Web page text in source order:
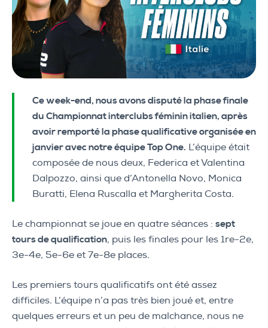
Ce week-end, nous avons disputé la phase finale
du Championnat interclubs féminin italien, après
avoir remporté la phase qualificative organisée en
janvier avec notre équipe Top One. L’équipe était
composée de nous deux, Federica et Valentina
Dalpozzo, ainsi que d’Antonella Novo, Monica
Buratti, Elena Ruscalla et Margherita Costa.
Le championnat se joue en quatre séances : sept
tours de qualification, puis les finales pour les 1re-2e,
3e-4e, 5e-6e et 7e-8e places.
Les premiers tours qualificatifs ont été assez
difficiles. L’équipe n’a pas très bien joué et, entre
quelques erreurs et un peu de malchance, nous ne